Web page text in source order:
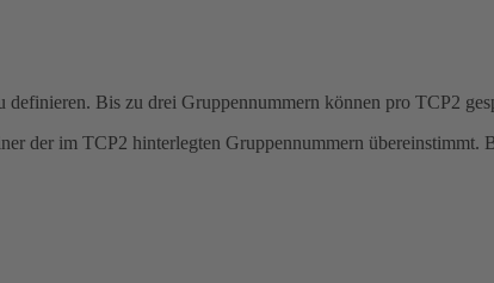
Bis zu drei Gruppen­nummern können pro TCP2
der im TCP2 hinterlegten Gruppennummern übereinstimmt.